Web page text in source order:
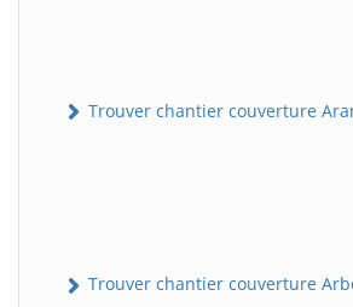
Trouver chantier couverture
Trouver chantier couverture